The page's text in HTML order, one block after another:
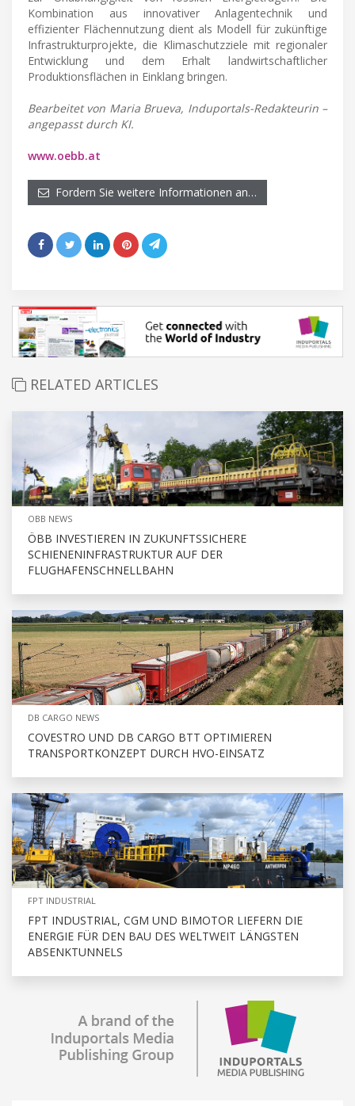
Kombination aus innovativer Anlagentechnik und
effizienter Flächennutzung dient als Modell für zukünftige
Infrastrukturprojekte, die Klimaschutzziele mit regionaler
Entwicklung und dem Erhalt landwirtschaftlicher
Produktionsflächen in Einklang bringen.
Bearbeitet von Maria Brueva, Induportals-Redakteurin –
angepasst durch KI.
www.oebb.at
Fordern Sie weitere Informationen an…
RELATED ARTICLES
OBB NEWS
ÖBB INVESTIEREN IN ZUKUNFTSSICHERE
SCHIENENINFRASTRUKTUR AUF DER
FLUGHAFENSCHNELLBAHN
DB CARGO NEWS
COVESTRO UND DB CARGO BTT OPTIMIEREN
TRANSPORTKONZEPT DURCH HVO-EINSATZ
FPT INDUSTRIAL
FPT INDUSTRIAL, CGM UND BIMOTOR LIEFERN DIE
ENERGIE FÜR DEN BAU DES WELTWEIT LÄNGSTEN
ABSENKTUNNELS